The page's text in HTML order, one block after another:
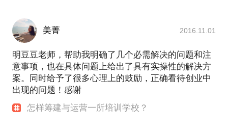
美菁 2016.11.01
明豆豆老师，帮助我明确了几个必需解决的问题和注
意事项，也在具体问题上给出了具有实操性的解决方
案。同时给予了很多心理上的鼓励，正确看待创业中
出现的问题！感谢
怎样筹建与运营一所培训学校？